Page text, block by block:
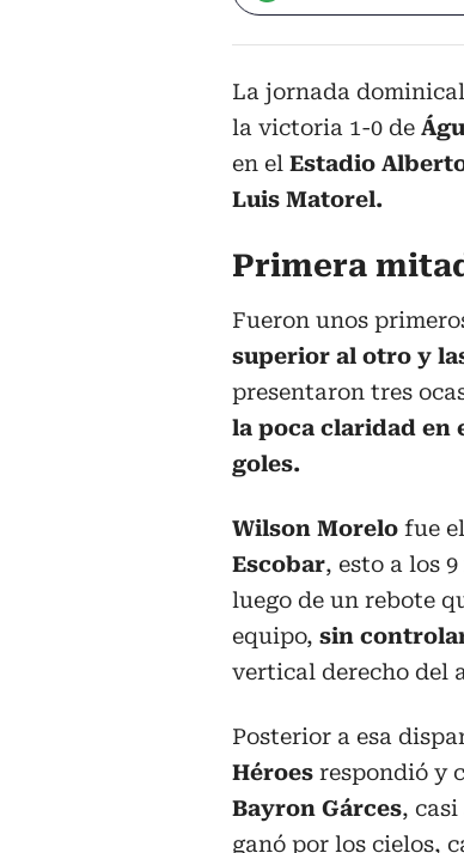
La jornada
la victoria 1-0 de
en el Estadio
Luis Matorel.
Primera
Fueron unos
superior al otro y
presentaron tres
la poca claridad en
goles.
Wilson Morelo fue
Escobar, esto a los
luego de un rebote
equipo, sin
vertical derecho del
Posterior a esa
Héroes respondió y
Bayron Gárces,
ganó por los cielos,